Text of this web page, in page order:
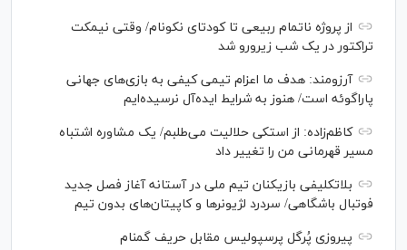
از پروژه ناتمام ربیعی تا کودتای نکونام/ وقتی نیمکت
تراکتور در یک شب زیرورو شد
آرزومند: هدف ما اعزام تیمی کیفی به بازی‌های جهانی
پاراگوئه است/ هنوز به شرایط ایده‌آل نرسیده‌ایم
کاظم‌زاده: از استکی حلالیت می‌طلبم/ یک مشاوره اشتباه
مسیر قهرمانی من را تغییر داد
بلاتکلیفی بازیکنان تیم ملی در آستانه آغاز فصل جدید
فوتبال باشگاهی/ سردرد لژیونر‌ها و کاپیتان‌های بدون تیم
پیروزی پُرگل پرسپولیس مقابل حریف گمنام